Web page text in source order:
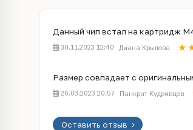
Данный чип встал на картридж
30.11.2023 12:40 Диана Крылова
Размер совпадает с
26.03.2023 20:57 Панкрат Кудрявцев
Оставить отзыв